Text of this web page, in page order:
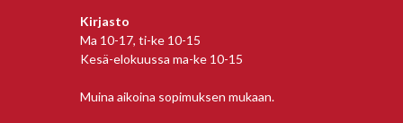
Kirjasto
Ma 10-17, ti-ke 10-15
Kesä-elokuussa ma-ke 10-15
Muina aikoina sopimuksen mukaan.